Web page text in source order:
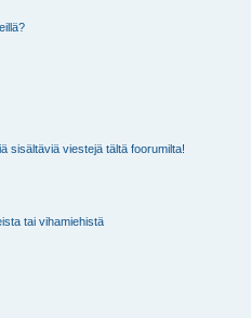
sisältäviä viestejä tältä foorumilta!
tai vihamiehistä